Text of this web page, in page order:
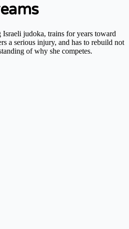
judoka, trains for years toward
a serious injury, and has to rebuild not
of why she competes.